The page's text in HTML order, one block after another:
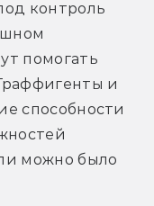
контроль
помогать
и
способности
можно было